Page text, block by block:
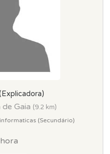
Gaia (9.2 km)
(Secundário)